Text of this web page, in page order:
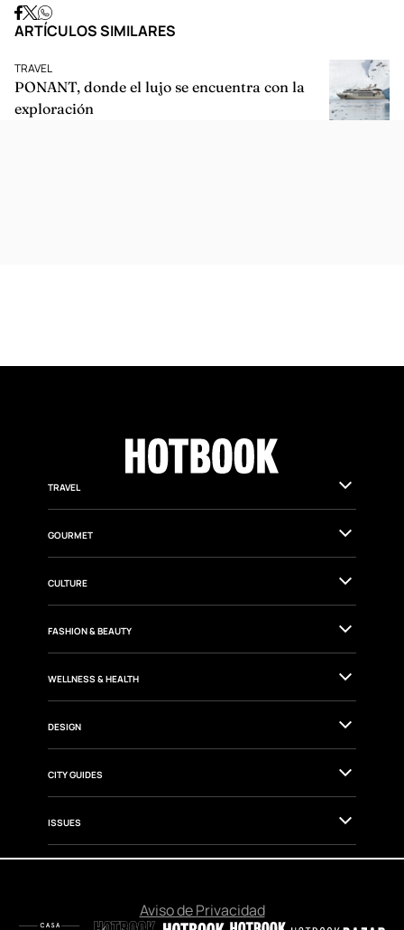
ARTÍCULOS SIMILARES
TRAVEL
PONANT, donde el lujo se encuentra con la
exploración
TRAVEL
GOURMET
CULTURE
FASHION & BEAUTY
WELLNESS & HEALTH
DESIGN
CITY GUIDES
ISSUES
Aviso de Privacidad